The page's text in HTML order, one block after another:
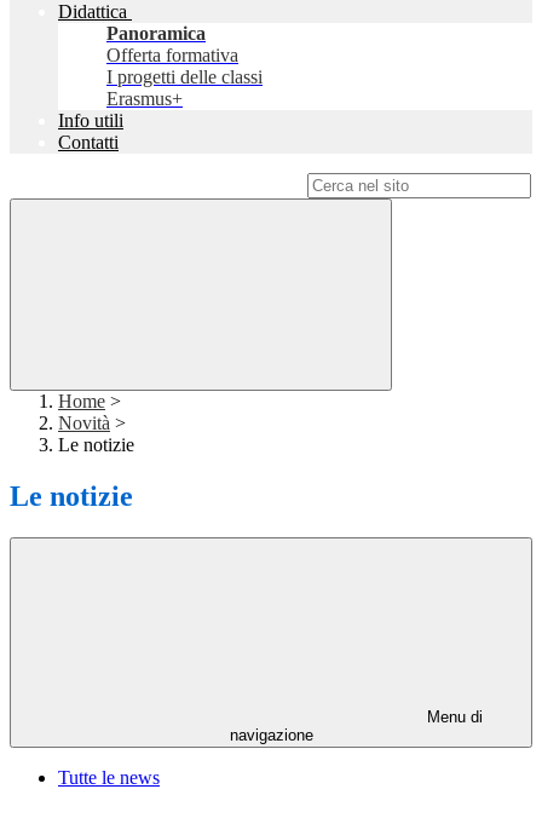
Didattica
Panoramica
Offerta formativa
I progetti delle classi
Erasmus+
Info utili
Contatti
Home >
Novità >
Le notizie
Le notizie
Menu di
navigazione
Tutte le news